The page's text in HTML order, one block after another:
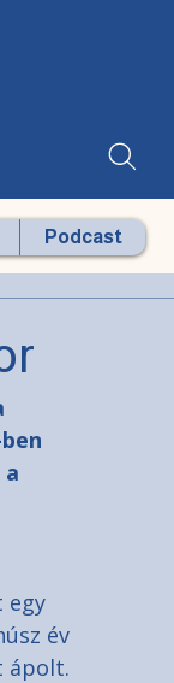
Podcast
egy
év
ápolt.